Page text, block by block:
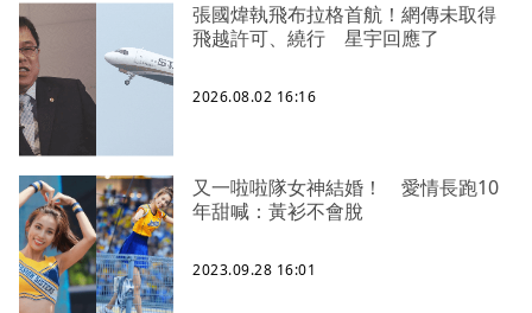
張國煒執飛布拉格首航！網傳未取得
飛越許可、繞行 星宇回應了
2026.08.02 16:16
又一啦啦隊女神結婚！ 愛情長跑10
年甜喊：黃衫不會脫
2023.09.28 16:01